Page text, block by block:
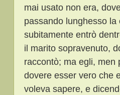
mai usato non era,
passando lunghesso
subitamente entrò
il marito sopravenuto,
raccontò; ma egli, men
dovere esser vero che
voleva sapere, e